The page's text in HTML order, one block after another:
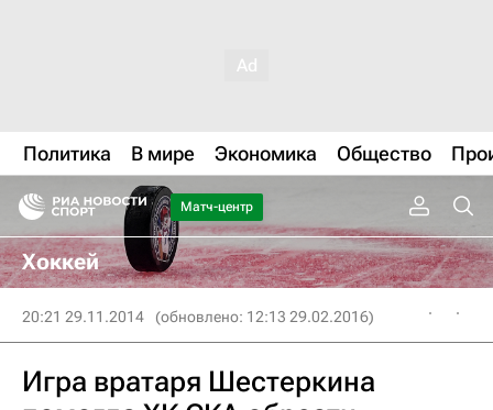
Политика В мире Экономика Общество
Матч-центр
Хоккей
20:21 29.11.2014 (обновлено: 12:13 29.02.2016)
Игра вратаря Шестеркина